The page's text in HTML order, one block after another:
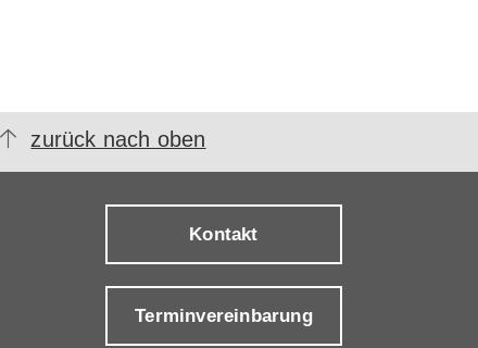
zurück nach oben
Kontakt
Terminvereinbarung